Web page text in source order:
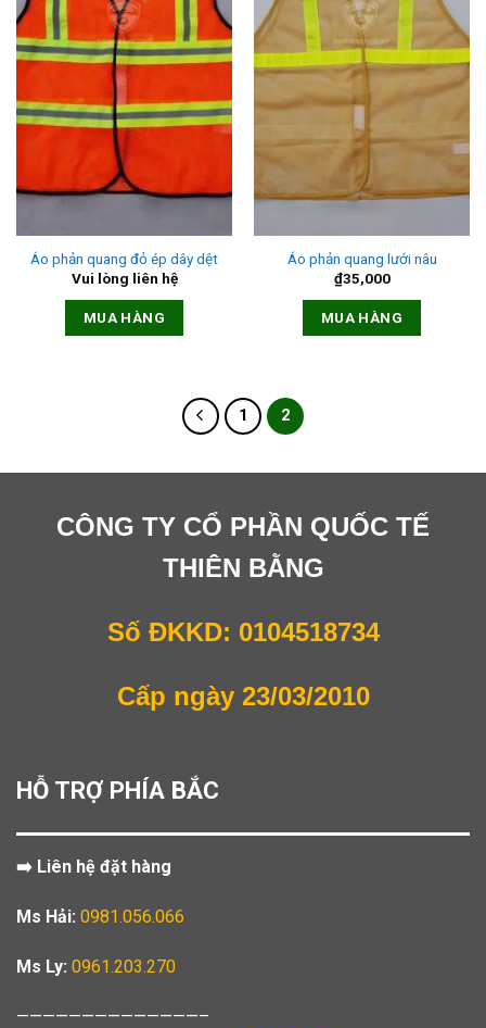
Áo phản quang đỏ ép dây dệt
Vui lòng liên hệ
MUA HÀNG
Áo phản quang lưới nâu
₫35,000
MUA HÀNG
1 2
CÔNG TY CỔ PHẦN QUỐC TẾ
THIÊN BẰNG
Số ĐKKD: 0104518734
Cấp ngày 23/03/2010
HỖ TRỢ PHÍA BẮC
➡️ Liên hệ đặt hàng
Ms Hải: 0981.056.066
Ms Ly: 0961.203.270
——————————————–